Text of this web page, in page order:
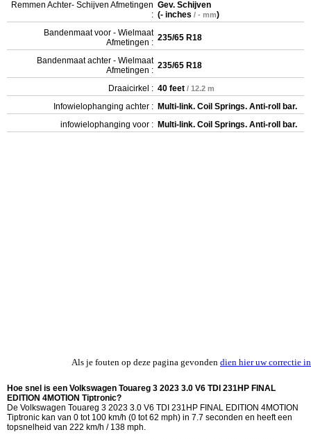
Remmen Achter- Schijven Afmetingen
:
Gev. Schijven
(- inches / - mm)
Bandenmaat voor - Wielmaat
Afmetingen : 235/65 R18
Bandenmaat achter - Wielmaat
Afmetingen : 235/65 R18
Draaicirkel : 40 feet / 12.2 m
Infowielophanging achter : Multi-link. Coil Springs. Anti-roll bar.
infowielophanging voor : Multi-link. Coil Springs. Anti-roll bar.
Als je fouten op deze pagina gevonden dien hier uw correctie in
Hoe snel is een Volkswagen Touareg 3 2023 3.0 V6 TDI 231HP FINAL
EDITION 4MOTION Tiptronic?
De Volkswagen Touareg 3 2023 3.0 V6 TDI 231HP FINAL EDITION 4MOTION
Tiptronic kan van 0 tot 100 km/h (0 tot 62 mph) in 7.7 seconden en heeft een
topsnelheid van 222 km/h / 138 mph.